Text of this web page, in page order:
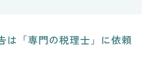
は「専門の税理士」に依頼